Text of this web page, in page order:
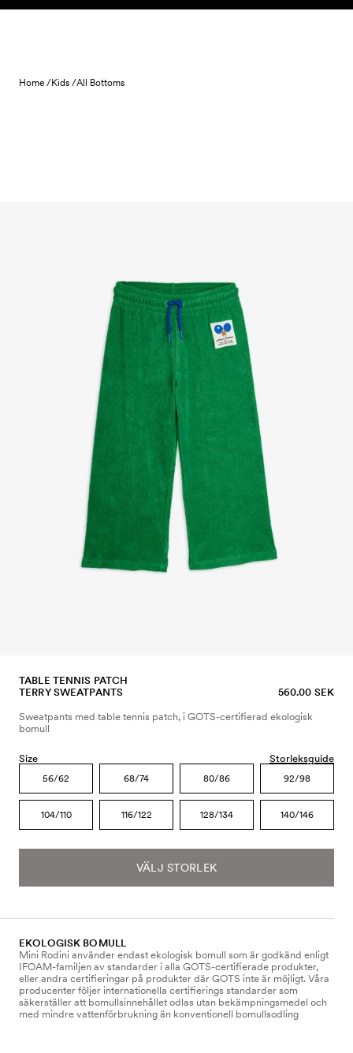
Skip to content
Home /Kids /All Bottoms
TABLE TENNIS PATCH
TERRY SWEATPANTS
560.00 SEK
Sweatpants med table tennis patch, i GOTS-certifierad ekologisk
bomull
Size Storleksguide
56/62 68/74 80/86 92/98
104/110 116/122 128/134 140/146
VÄLJ STORLEK
EKOLOGISK BOMULL
Mini Rodini använder endast ekologisk bomull som är godkänd enligt
IFOAM-familjen av standarder i alla GOTS-certifierade produkter,
eller andra certifieringar på produkter där GOTS inte är möjligt. Våra
producenter följer internationella certifierings standarder som
säkerställer att bomullsinnehållet odlas utan bekämpningsmedel och
med mindre vattenförbrukning än konventionell bomullsodling